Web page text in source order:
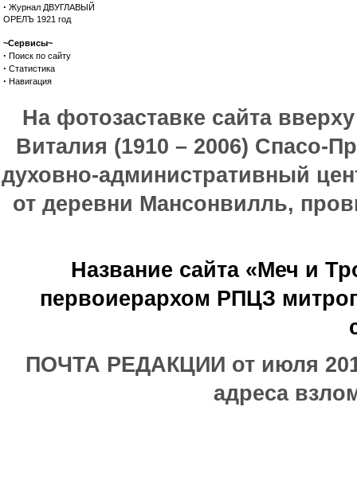
· Журнал ДВУГЛАВЫЙ
ОРЕЛЪ 1921 год
~Сервисы~
· Поиск по сайту
· Статистика
· Навигация
На фотозаставке сайта
Виталия (1910 – 2006) Спасо-
духовно-административный
от деревни Мансонвилль,
Название сайта «Меч и
первоиерархом РПЦЗ
ПОЧТА РЕДАКЦИИ от июля
адреса